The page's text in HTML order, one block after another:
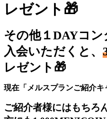
レゼント🎁
その他１DAYコ
入会いただくと、
レゼント🎁
現在「メルスプランご紹介キ
ご紹介者様にはもちろ